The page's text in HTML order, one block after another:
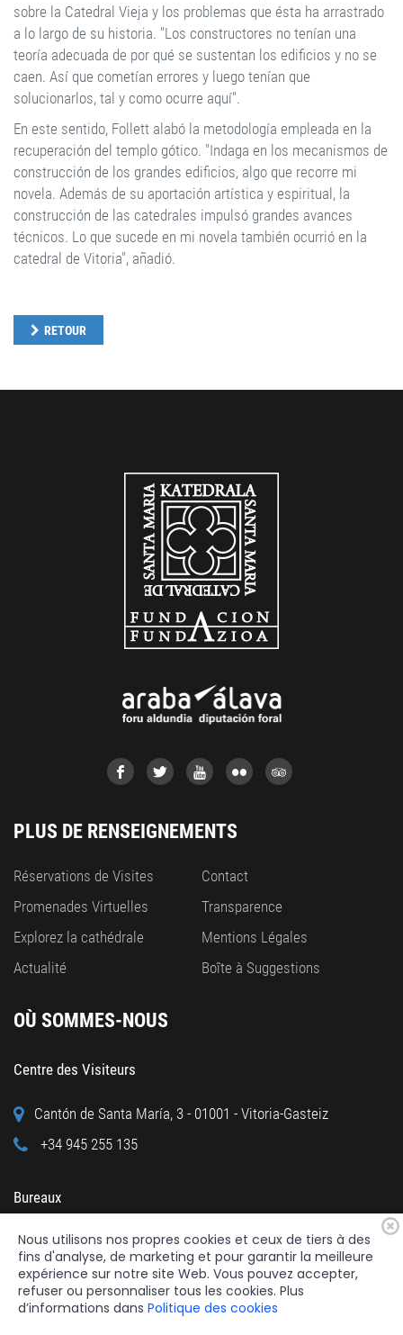
sobre la Catedral Vieja y los problemas que ésta ha arrastrado
a lo largo de su historia. "Los constructores no tenían una
teoría adecuada de por qué se sustentan los edificios y no se
caen. Así que cometían errores y luego tenían que
solucionarlos, tal y como ocurre aquí".
En este sentido, Follett alabó la metodología empleada en la
recuperación del templo gótico. "Indaga en los mecanismos de
construcción de los grandes edificios, algo que recorre mi
novela. Además de su aportación artística y espiritual, la
construcción de las catedrales impulsó grandes avances
técnicos. Lo que sucede en mi novela también ocurrió en la
catedral de Vitoria", añadió.
RETOUR
PLUS DE RENSEIGNEMENTS
Réservations de Visites
Promenades Virtuelles
Explorez la cathédrale
Actualité
Contact
Transparence
Mentions Légales
Boîte à Suggestions
OÙ SOMMES-NOUS
Centre des Visiteurs
Cantón de Santa María, 3 - 01001 - Vitoria-Gasteiz
+34 945 255 135
Bureaux
Calle Cuchillería, 95 - 01001 - Vitoria-Gasteiz
+34 945 122 160
Nous utilisons nos propres cookies et ceux de tiers à des
fins d'analyse, de marketing et pour garantir la meilleure
expérience sur notre site Web. Vous pouvez accepter,
refuser ou personnaliser tous les cookies. Plus
d’informations dans Politique des cookies